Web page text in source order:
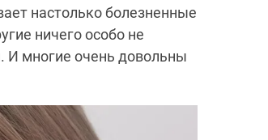
настолько болезненные
ничего особо не
И многие очень довольны